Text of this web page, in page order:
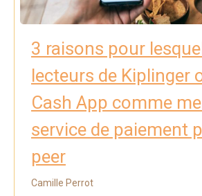
3 raisons pour
lecteurs de Kiplinger
Cash App comme
service de paiement
peer
Camille Perrot